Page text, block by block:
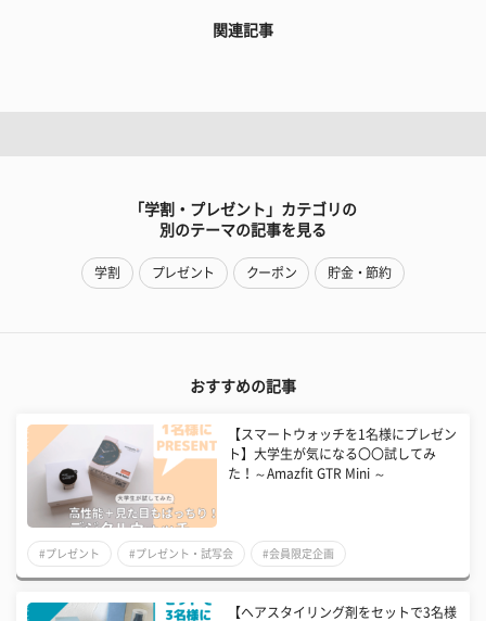
関連記事
「学割・プレゼント」カテゴリの
別のテーマの記事を見る
学割 プレゼント クーポン 貯金・節約
おすすめの記事
【スマートウォッチを1名様にプレゼン
ト】大学生が気になる〇〇試してみ
た！～Amazfit GTR Mini ～
#プレゼント #プレゼント・試写会 #会員限定企画
【ヘアスタイリング剤をセットで3名様